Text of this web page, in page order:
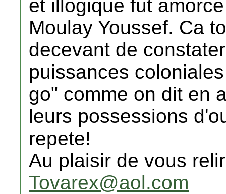
et illogique fut
Moulay Youssef. Ca
decevant de
puissances
go" comme on dit en
leurs possessions
repete!
Au plaisir de vous
Tovarex@aol.com